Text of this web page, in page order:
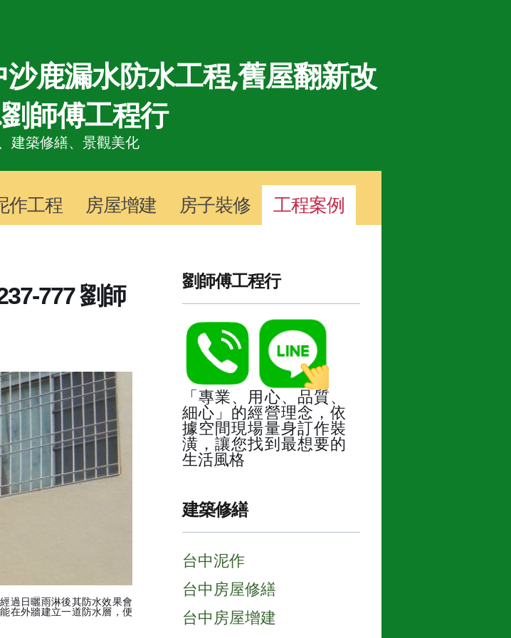
鹿漏水防水工程,舊屋翻新改
師傅工程行
建築修繕、景觀美化
作工程 房屋增建 房子裝修 工程案例
777 劉師
過日曬雨淋後其防水效果會
在外牆建立一道防水層，便
劉師傅工程行
「專業、用心、品質、
細心」的經營理念，依
據空間現場量身訂作裝
潢，讓您找到最想要的
生活風格
建築修繕
台中泥作
台中房屋修繕
台中房屋增建